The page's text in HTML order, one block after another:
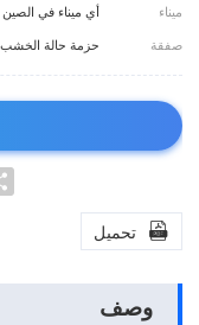
ميناء
أي ميناء في الصين
صفقة
حزمة حالة الخشب
 تحميل
وصف